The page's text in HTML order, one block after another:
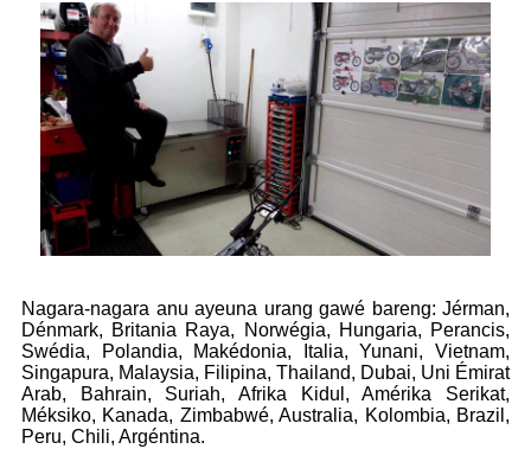
Nagara-nagara anu ayeuna urang gawé bareng: Jérman,
Dénmark, Britania Raya, Norwégia, Hungaria, Perancis,
Swédia, Polandia, Makédonia, Italia, Yunani, Vietnam,
Singapura, Malaysia, Filipina, Thailand, Dubai, Uni Émirat
Arab, Bahrain, Suriah, Afrika Kidul, Amérika Serikat,
Méksiko, Kanada, Zimbabwé, Australia, Kolombia, Brazil,
Peru, Chili, Argéntina.